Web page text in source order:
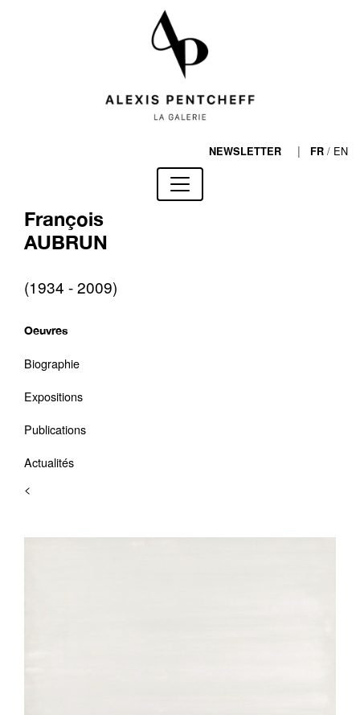
NEWSLETTER | FR / EN
François
AUBRUN
(1934 - 2009)
Oeuvres
Biographie
Expositions
Publications
Actualités
<